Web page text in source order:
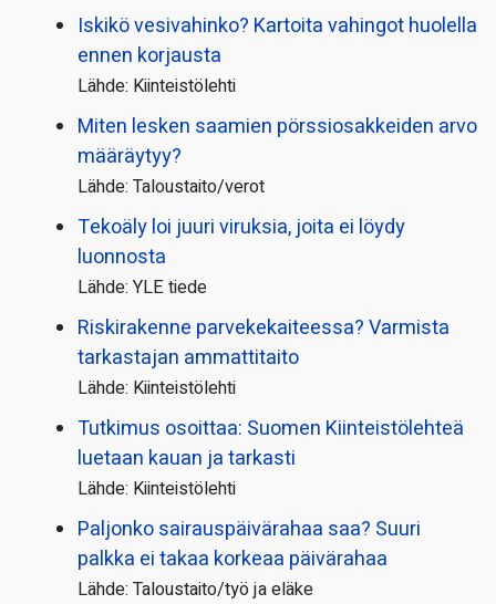
Iskikö vesivahinko? Kartoita vahingot huolella
ennen korjausta
Lähde: Kiinteistölehti
Miten lesken saamien pörssi­osakkeiden arvo
määräytyy?
Lähde: Taloustaito/verot
Tekoäly loi juuri viruksia, joita ei löydy
luonnosta
Lähde: YLE tiede
Riskirakenne parvekekaiteessa? Varmista
tarkastajan ammattitaito
Lähde: Kiinteistölehti
Tutkimus osoittaa: Suomen Kiinteistölehteä
luetaan kauan ja tarkasti
Lähde: Kiinteistölehti
Paljonko sairauspäivä­rahaa saa? Suuri
palkka ei takaa korkeaa päivärahaa
Lähde: Taloustaito/työ ja eläke